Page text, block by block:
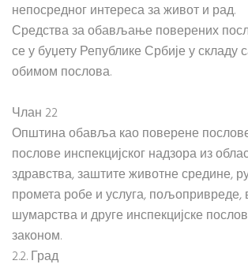
непосредног интереса за живот и рад.
Средства за обављање поверених
се у буџету Републике Србије у складу
обимом послова.
Члан 22
Општина обавља као поверене
послове инспекцијског надзора из
здравства, заштите животне средине,
промета робе и услуга, пољопривреде,
шумарства и друге инспекцијске
законом.
2.2. Град